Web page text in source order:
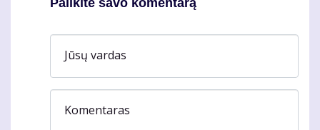
Jūsų vardas
Komentaras